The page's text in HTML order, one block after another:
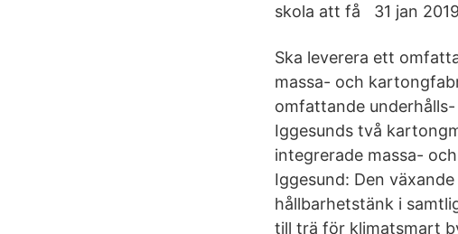
skola att få 31 jan
Ska leverera ett
massa- och
omfattande
Iggesunds två
integrerade massa-
Iggesund: Den
hållbarhetstänk i
till trä för klimatsmart